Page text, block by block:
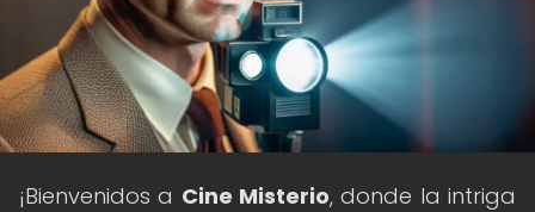
¡Bienvenidos a Cine Misterio, donde la intriga